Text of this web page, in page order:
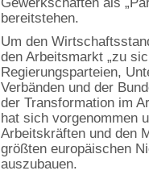
bereitstehen.
Um den
den Arbeitsmarkt „zu
Regierungsparteien,
Verbänden und der
der Transformation im
hat sich vorgenommen
Arbeitskräften und den
größten europäischen
auszubauen.